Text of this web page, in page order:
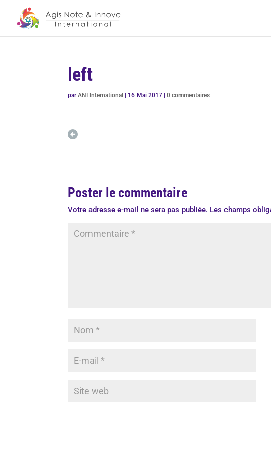
left
parANI International 16 Mai 2017 |0 commentaires
Poster le commentaire
Votre adresse e-mail ne sera pas publiée. Les champs